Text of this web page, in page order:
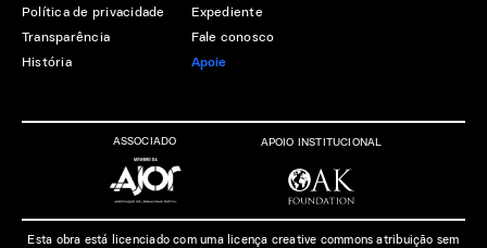
Política de privacidade
Transparência
História
Expediente
Fale conosco
Apoie
ASSOCIADO APOIO INSTITUCIONAL
Esta obra está licenciado com uma licença creative commons atribuição sem